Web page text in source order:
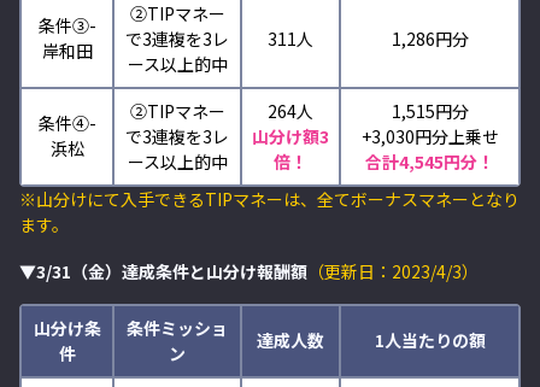
条件③-
岸和田
②TIPマネー
で3連複を3レ
ース以上的中
311人 1,286円分
条件④-
浜松
②TIPマネー
で3連複を3レ
ース以上的中
264人
山分け額3
倍！
1,515円分
+3,030円分上乗せ
合計4,545円分！
※山分けにて入手できるTIPマネーは、全てボーナスマネーとなり
ます。
▼3/31（金）達成条件と山分け報酬額 （更新日：2023/4/3）
山分け条
件
条件ミッショ
ン
達成人数 1人当たりの額